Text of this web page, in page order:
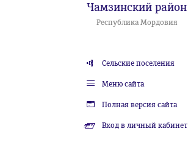
Чамзинский район
Республика Мордовия
Сельские поселения
Меню сайта
Полная версия сайта
Вход в личный кабинет